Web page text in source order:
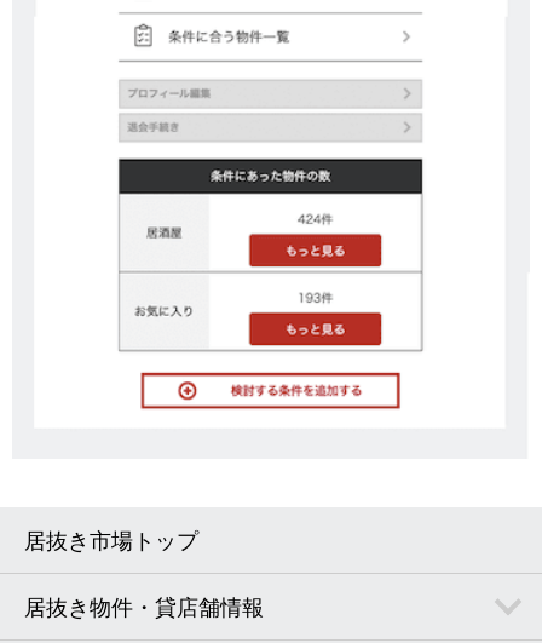
居抜き市場トップ
居抜き物件・貸店舗情報